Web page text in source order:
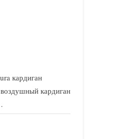
кардиган
кардиган